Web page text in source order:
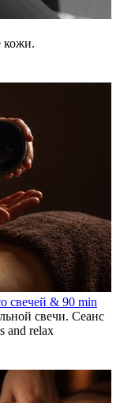
кожи.
свечей & 90 min
свечи. Сеанс
and relax